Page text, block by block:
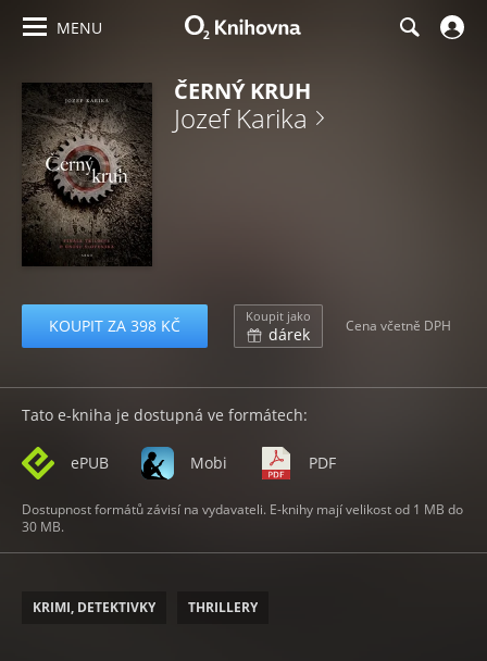
MENU
ČERNÝ KRUH
Jozef Karika
KOUPIT ZA 398 KČ Koupit jako
dárek Cena včetně DPH
Tato e-kniha je dostupná ve formátech:
ePUB Mobi PDF
Dostupnost formátů závisí na vydavateli. E-knihy mají velikost od 1 MB do
30 MB.
KRIMI, DETEKTIVKY THRILLERY